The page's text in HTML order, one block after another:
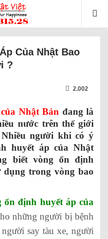
Của Nhật Bao
?
2.002
Nhật Bản đang là
nước trên thế giới
người khi có ý
huyết áp của Nhật
biết vòng ổn định
trong vòng bao
ổn định huyết áp của
những người bị bệnh
say tàu xe, người